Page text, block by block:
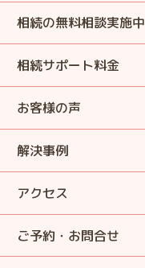
相続の無料相談実施中
相続サポート料金
お客様の声
解決事例
アクセス
ご予約・お問合せ